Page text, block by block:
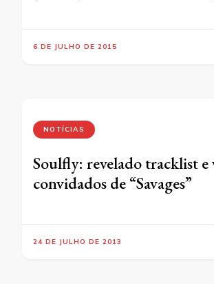
6 DE JULHO DE 2015
NOTÍCIAS
Soulfly: revelado tracklist e
convidados de “Savages”
24 DE JULHO DE 2013